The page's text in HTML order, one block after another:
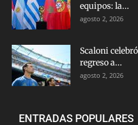
equipos: la...
agosto 2, 2026
Scaloni
regreso a...
agosto 2, 2026
ENTRADAS POPULARES